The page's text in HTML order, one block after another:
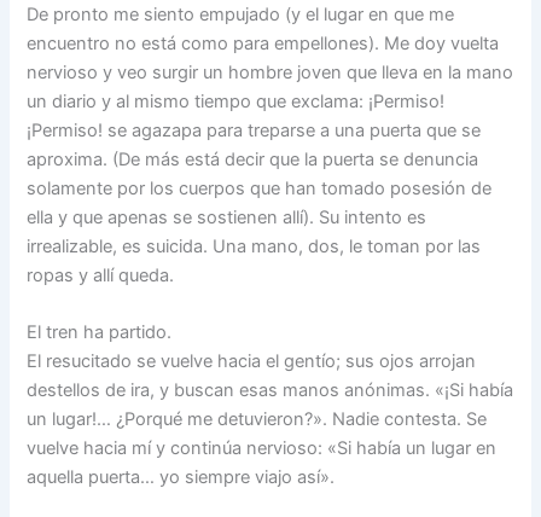
De pronto me siento empujado (y el lugar en que me
encuentro no está como para empellones). Me doy vuelta
nervioso y veo surgir un hombre joven que lleva en la mano
un diario y al mismo tiempo que exclama: ¡Permiso!
¡Permiso! se agazapa para treparse a una puerta que se
aproxima. (De más está decir que la puerta se denuncia
solamente por los cuerpos que han tomado posesión de
ella y que apenas se sostienen allí). Su intento es
irrealizable, es suicida. Una mano, dos, le toman por las
ropas y allí queda.
El tren ha partido.
El resucitado se vuelve hacia el gentío; sus ojos arrojan
destellos de ira, y buscan esas manos anónimas. «¡Si había
un lugar!… ¿Porqué me detuvieron?». Nadie contesta. Se
vuelve hacia mí y continúa nervioso: «Si había un lugar en
aquella puerta… yo siempre viajo así».